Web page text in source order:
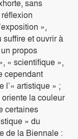
sans
»,
et ouvrir à
propos
« scientifique »,
cependant
l’« artistique » ;
la couleur
certaines
» du
de la Biennale :